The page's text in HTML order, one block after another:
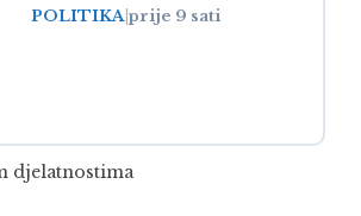
POLITIKAprije 9 sati
djelatnostima